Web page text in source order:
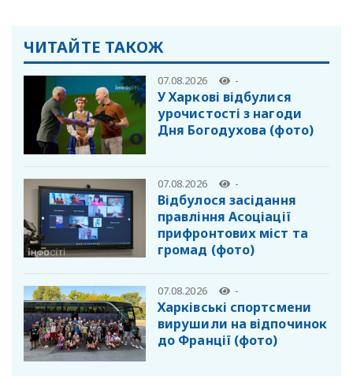
ЧИТАЙТЕ ТАКОЖ
07.08.2026 -
У Харкові відбулися
урочистості з нагоди
Дня Богодухова (фото)
07.08.2026 -
Відбулося засідання
правління Асоціації
прифронтових міст та
громад (фото)
07.08.2026 -
Харківські спортсмени
вирушили на відпочинок
до Франції (фото)